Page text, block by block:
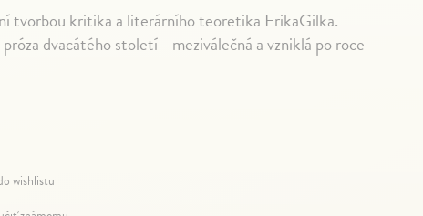
tvorbou kritika a literárního teoretika ErikaGilka.
dvacátého století - meziválečná a vzniklá po roce
wishlistu